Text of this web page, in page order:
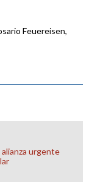
Feuereisen,
alianza urgente